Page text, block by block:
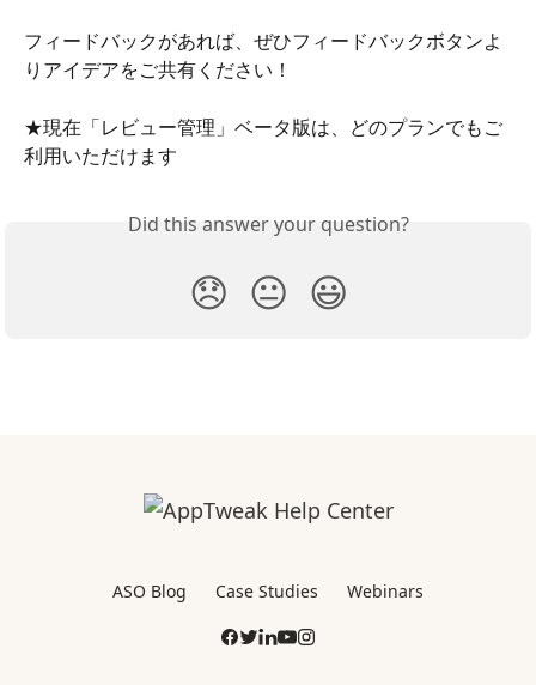
フィードバックがあれば、ぜひフィードバックボタンよ
りアイデアをご共有ください！
★現在「レビュー管理」ベータ版は、どのプランでもご
利用いただけます
Did this answer your question?
😞 😐 😃
ASO Blog Case Studies Webinars